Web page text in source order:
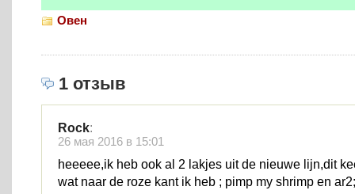
Овен
1 отзыв
Rock:
26 мая 2016 в 15:01
heeeee,ik heb ook al 2 lakjes uit de nieuwe lijn,dit
wat naar de roze kant ik heb ; pimp my shrimp en